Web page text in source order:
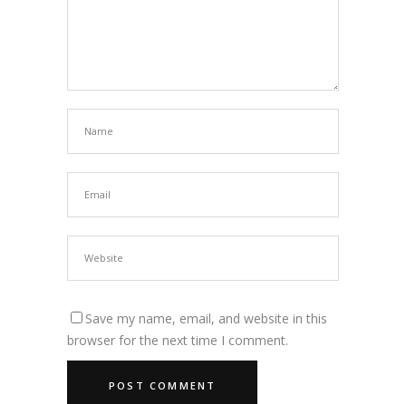
Save my name, email, and website in this
browser for the next time I comment.